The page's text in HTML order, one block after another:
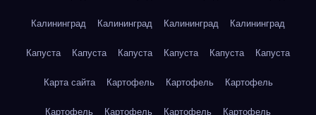
Калининград Калининград Калининград Калининград
Капуста Капуста Капуста Капуста Капуста Капуста
Карта сайта Картофель Картофель Картофель
Картофель Картофель Картофель Картофель